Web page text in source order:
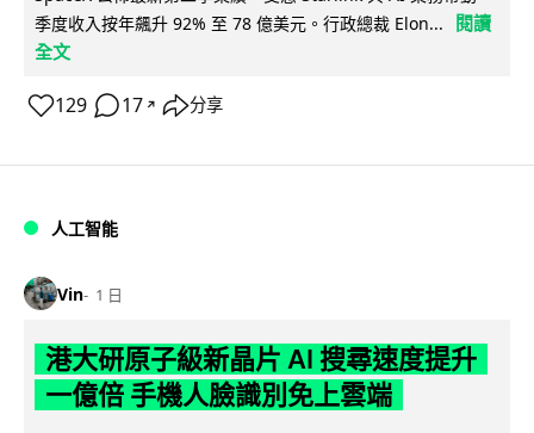
季度收入按年飆升 92% 至 78 億美元。行政總裁 Elon...
閱讀
全文
129 17 ↗ 分享
人工智能
Vin 1 日
港大研原子級新晶片 AI 搜尋速度提升
一億倍 手機人臉識別免上雲端